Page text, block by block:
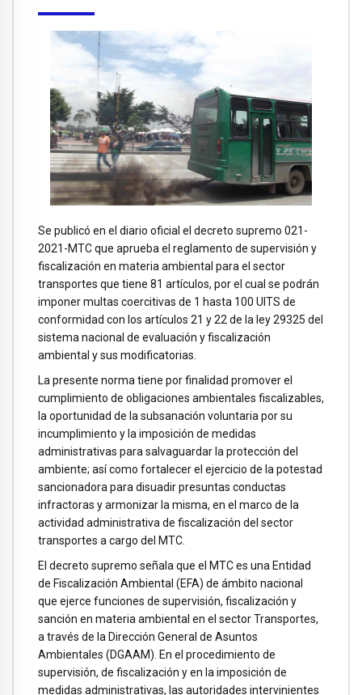
Se publicó en el diario oficial el decreto supremo 021-
2021-MTC que aprueba el reglamento de supervisión y
fiscalización en materia ambiental para el sector
transportes que tiene 81 artículos, por el cual se podrán
imponer multas coercitivas de 1 hasta 100 UITS de
conformidad con los artículos 21 y 22 de la ley 29325 del
sistema nacional de evaluación y fiscalización
ambiental y sus modificatorias.
La presente norma tiene por finalidad promover el
cumplimiento de obligaciones ambientales fiscalizables,
la oportunidad de la subsanación voluntaria por su
incumplimiento y la imposición de medidas
administrativas para salvaguardar la protección del
ambiente; así como fortalecer el ejercicio de la potestad
sancionadora para disuadir presuntas conductas
infractoras y armonizar la misma, en el marco de la
actividad administrativa de fiscalización del sector
transportes a cargo del MTC.
El decreto supremo señala que el MTC es una Entidad
de Fiscalización Ambiental (EFA) de ámbito nacional
que ejerce funciones de supervisión, fiscalización y
sanción en materia ambiental en el sector Transportes,
a través de la Dirección General de Asuntos
Ambientales (DGAAM). En el procedimiento de
supervisión, de fiscalización y en la imposición de
medidas administrativas, las autoridades intervinientes